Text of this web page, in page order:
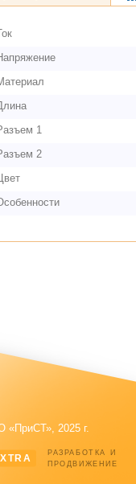
1
2
«ПриСТ», 2025 г.
РАЗРАБОТКА И
ПРОДВИЖЕНИЕ